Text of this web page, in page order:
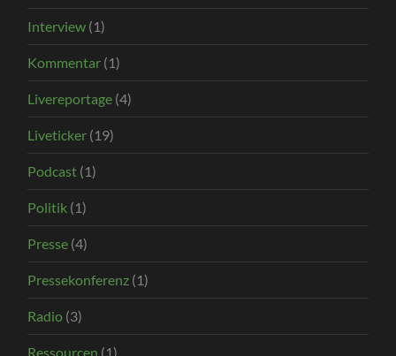
Interview (1)
Kommentar (1)
Livereportage (4)
Liveticker (19)
Podcast (1)
Politik (1)
Presse (4)
Pressekonferenz (1)
Radio (3)
Ressourcen (1)